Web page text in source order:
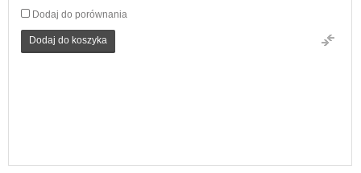
Dodaj do porównania
Dodaj do koszyka